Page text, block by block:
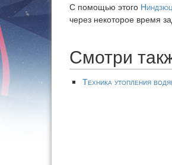
С помощью этого
через некоторое время
Смотри
Техника утопления